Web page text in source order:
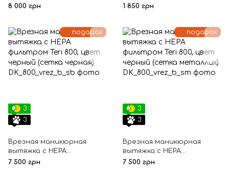
фильтром Teri 800, цвет
8 000 грн
1 850 грн
подарок
3
3
Врезная маникюрная
вытяжка с HEPA
фильтром Teri 800, цвет
7 500 грн
подарок
3
3
Врезная маникюрная
вытяжка с HEPA
фильтром Teri 800, цвет
7 500 грн